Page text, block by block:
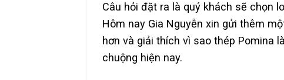
Câu hỏi đặt ra là quý khách sẽ chọn
Hôm nay Gia Nguyễn xin gửi thêm
hơn và giải thích vì sao thép Pomina
chuộng hiện nay.